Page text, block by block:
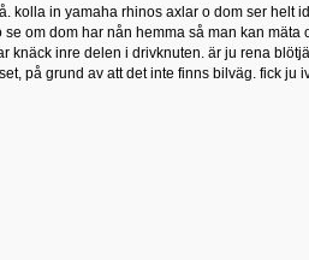
kolla in yamaha rhinos axlar o dom ser helt
om dom har nån hemma så man kan
knäck inre delen i drivknuten. är ju rena
på grund av att det inte finns bilväg. fick ju